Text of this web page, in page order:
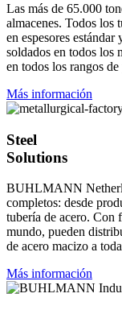
Las más de 65.000
almacenes. Todos los
en espesores
soldados en todos los
en todos los rangos
Más información
Steel
Solutions
BUHLMANN
completos: desde
tubería de acero. Con
mundo, pueden
de acero macizo a
Más información